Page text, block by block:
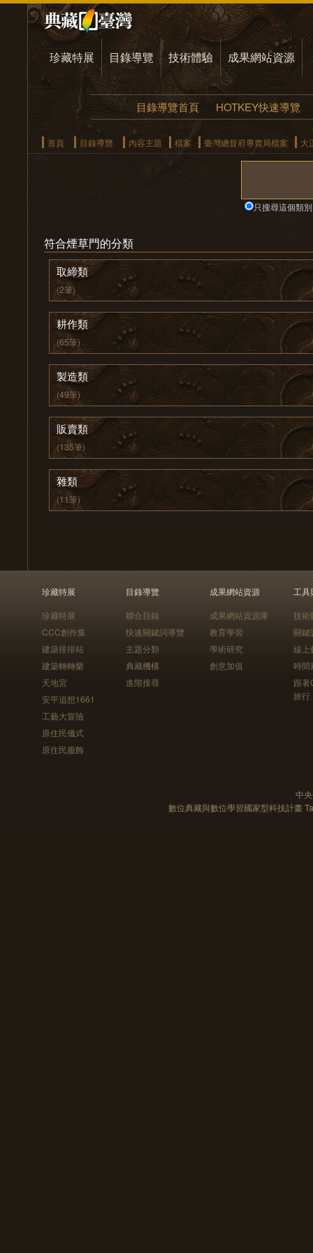
珍藏特展 目錄導覽 技術體驗 成果網站資源
目錄導覽首頁 HOTKEY快速導覽
首頁 目錄導覽 內容主題 檔案 臺灣總督府專賣局檔案 大
只搜尋這個類別
符合煙草門的分類
取締類
(2筆)
耕作類
(65筆)
製造類
(49筆)
販賣類
(135筆)
雜類
(11筆)
珍藏特展
珍藏特展
CCC創作集
建築排排站
建築轉轉樂
天地宮
安平追想1661
工藝大冒險
原住民儀式
原住民服飾
目錄導覽
聯合目錄
快速關鍵詞導覽
主題分類
典藏機構
進階搜尋
成果網站資源
成果網站資源庫
教育學習
學術研究
創意加值
工具
技術
關鍵
線上
時間
跟
旅行
中
數位典藏與數位學習國家型科技計畫